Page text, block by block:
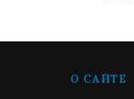
О САЙТЕ